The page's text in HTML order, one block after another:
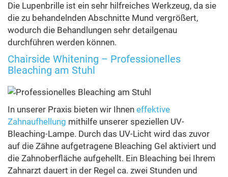
Die Lupenbrille ist ein sehr hilfreiches Werkzeug, da sie
die zu behandelnden Abschnitte Mund vergrößert,
wodurch die Behandlungen sehr detailgenau
durchführen werden können.
Chairside Whitening – Professionelles
Bleaching am Stuhl
In unserer Praxis bieten wir Ihnen effektive
Zahnaufhellung mithilfe unserer speziellen UV-
Bleaching-Lampe. Durch das UV-Licht wird das zuvor
auf die Zähne aufgetragene Bleaching Gel aktiviert und
die Zahnoberfläche aufgehellt. Ein Bleaching bei Ihrem
Zahnarzt dauert in der Regel ca. zwei Stunden und